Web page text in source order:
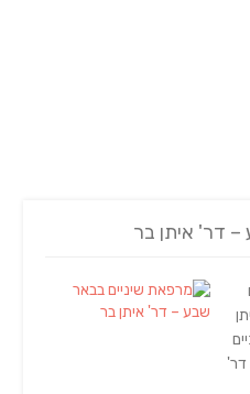
דר' איתן בר
דר'